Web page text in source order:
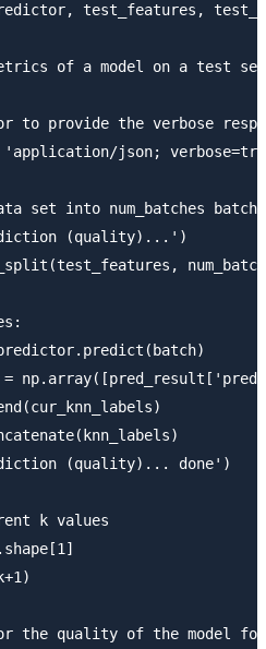
test_features,
of a model on a test
to provide the verbose
json;
set into num_batches
(quality)...')
(quality)... done')
k values
the quality of the model